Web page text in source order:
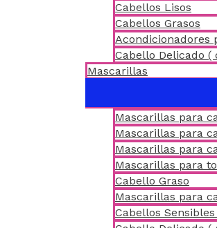
Cabellos Lisos
Cabellos Grasos
Acondicionadores
Cabello Delicado (
Mascarillas
Mascarillas para
Mascarillas para
Mascarillas para
Mascarillas para
Cabello Graso
Mascarillas para
Cabellos